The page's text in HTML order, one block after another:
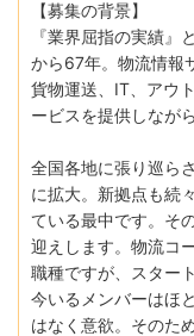
【募集の背景】
『業界屈指の実績』
から67年。物流情報
貨物運送、IT、アウ
ービスを提供しなが
全国各地に張り巡ら
に拡大。新拠点も続
ている最中です。そ
迎えします。物流コ
職種ですが、スター
今いるメンバーはほ
はなく意欲。そのた